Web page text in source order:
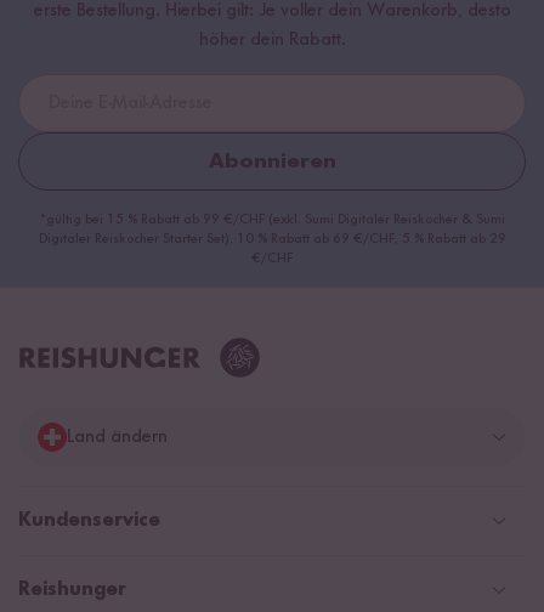
erste Bestellung. Hierbei gilt: Je voller dein Warenkorb, desto
höher dein Rabatt.
Abonnieren
*gültig bei 15 % Rabatt ab 99 €/CHF (exkl. Sumi Digitaler Reiskocher & Sumi
Digitaler Reiskocher Starter Set), 10 % Rabatt ab 69 €/CHF, 5 % Rabatt ab 29
€/CHF
Land ändern
Deutschland
Kundenservice
Help Center & FAQ
Reishunger